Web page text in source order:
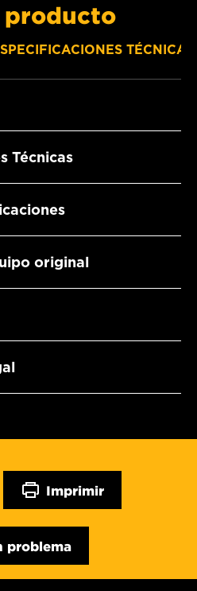
producto
TÉCNICAS
Técnicas
original
Imprimir
problema